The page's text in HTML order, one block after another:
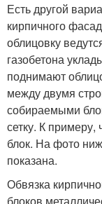
Есть другой
кирпичного
облицовку
газобетона
поднимают
между двумя
собираемыми
сетку. К примеру,
блок. На фото
показана.
Обвязка